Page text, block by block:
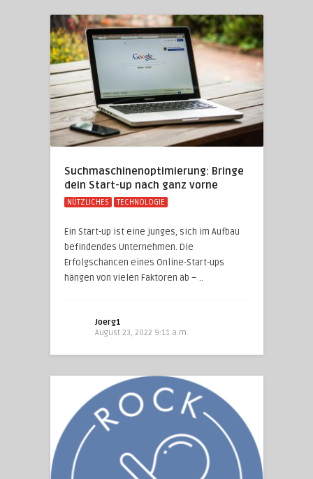
Suchmaschinenoptimierung: Bringe
dein Start-up nach ganz vorne
NÜTZLICHES TECHNOLOGIE
Ein Start-up ist eine junges, sich im Aufbau
befindendes Unternehmen. Die
Erfolgschancen eines Online-Start-ups
hängen von vielen Faktoren ab – ..
Joerg1
August 23, 2022 9:11 a.m.